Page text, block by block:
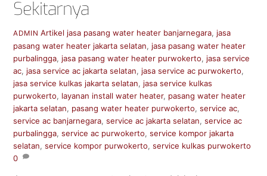
Sekitarnya
ADMIN Artikel jasa pasang water heater banjarnegara, jasa
pasang water heater jakarta selatan, jasa pasang water heater
purbalingga, jasa pasang water heater purwokerto, jasa service
ac, jasa service ac jakarta selatan, jasa service ac purwokerto,
jasa service kulkas jakarta selatan, jasa service kulkas
purwokerto, layanan install water heater, pasang water heater
jakarta selatan, pasang water heater purwokerto,service ac,
service ac banjarnegara,service ac jakarta selatan,service ac
purbalingga,service ac purwokerto,service kompor jakarta
selatan,service kompor purwokerto,service kulkas purwokerto
0